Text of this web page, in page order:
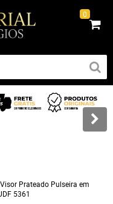
0
Prateado Pulseira em
5361